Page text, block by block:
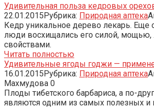
Удивительная польза кедровых
22.01.2015Рубрика: Природная аптека
Кедр уникальное дерево лекарь. Еще
люди восхищались его силой,
свойствами.
Читать полностью
Удивительные ягоды годжи —
16.01.2015Рубрика: Природная аптека
Махмудова 0
Плоды тибетского барбариса, а по-
являются одним из самых полезных и